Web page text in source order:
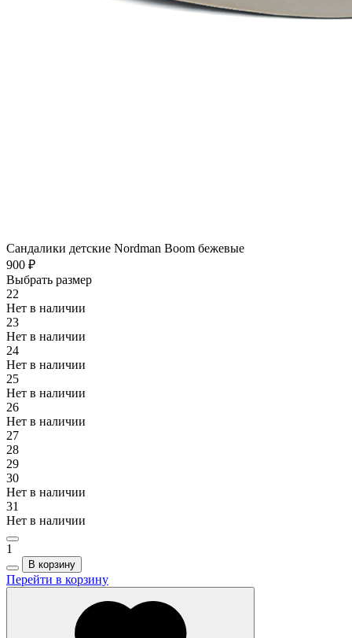
Сандалики детские Nordman Boom бежевые
900 ₽
Выбрать размер
22
Нет в наличии
23
Нет в наличии
24
Нет в наличии
25
Нет в наличии
26
Нет в наличии
27
28
29
30
Нет в наличии
31
Нет в наличии
1
В корзину
Перейти в корзину